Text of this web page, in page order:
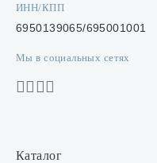
ИНН/КПП
6950139065/695001001
Мы в социальных сетях
Каталог